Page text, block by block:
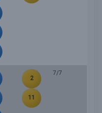
2
11
7/7